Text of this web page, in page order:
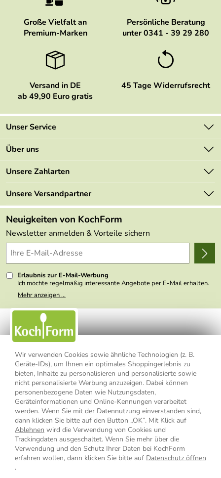
Wir verwenden Cookies sowie ähnliche Technologien (z. B.
Geräte-IDs), um Ihnen ein optimales Shoppingerlebnis zu
bieten, Inhalte zu personalisieren und personalisierte sowie
nicht personalisierte Werbung anzuzeigen. Dabei können
personenbezogene Daten wie Nutzungsdaten,
Geräteinformationen und Online-Kennungen verarbeitet
werden. Wenn Sie mit der Datennutzung einverstanden sind,
dann klicken Sie bitte auf den Button „OK“. Mit Klick auf
Ablehnen wird die Verwendung von Cookies und
Trackingdaten ausgeschaltet. Wenn Sie mehr über die
Verwendung und den Schutz Ihrer Daten bei KochForm
erfahren wollen, dann klicken Sie bitte auf Datenschutz öffnen
.
Große Vielfalt an
Premium-Marken
Persönliche Beratung
unter 0341 - 39 29 280
Versand in DE
ab 49,90 Euro gratis
45 Tage Widerrufsrecht
Unser Service
Kontakt
Mehrwertsteuerfrei
Retourenportal
FAQs
Lieferbedingungen
Delivery Terms
Kundenlogin
Über uns
Marken
Angebote
Made in Germany
Themen
Wir über uns
Presse
Unsere Zahlarten
Unsere Versandpartner
Neuigkeiten von KochForm
Newsletter anmelden & Vorteile sichern
Erlaubnis zur E-Mail-Werbung
Ich möchte regelmäßig interessante Angebote per E-Mail erhalten.
Meine E-Mail-Adresse wird nicht an andere Unternehmen
weitergegeben. Zu statistischen Zwecken wird in anonymer Form
nicht erkennbar, welche konkrete Person geklickt hat. Diese
Einwilligung zur Nutzung meiner E-Mail- Adresse für Werbezwecke
kann ich jederzeit mit Wirkung für die Zukunft widerrufen, indem ich
den Link "Abmelden" am Ende des Newsletters anklicke oder die
Option Newsletter im Mitgliederbereich deaktiviere. Die
Datenschutzerklärung
habe ich zur Kenntnis genommen.
Mehr anzeigen ...
Impressum Datenschutzerklärung
AGB
Widerrufsbelehrung
Widerrufsformular
Vertrag widerrufen
* Alle Preisangaben inkl. MwSt., bis 49,90 € Bestellwert zzgl.
Versandkosten, ab 49,90 € Bestellwert inkl.Versandkosteninnerhalb